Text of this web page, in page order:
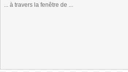
... à travers la fenêtre de ...